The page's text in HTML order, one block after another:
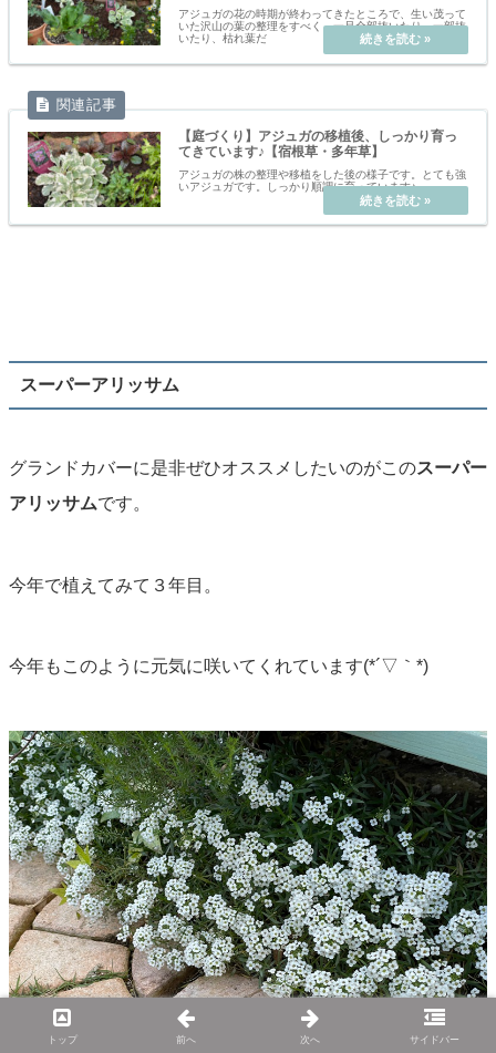
アジュガの花の時期が終わってきたところで、生い茂って
いた沢山の葉の整理をすべく、一旦全部抜いたり、一部抜
いたり、枯れ葉だ
【庭づくり】アジュガの移植後、しっかり育っ
てきています♪【宿根草・多年草】
アジュガの株の整理や移植をした後の様子です。とても強
いアジュガです。しっかり順調に育っています♪
スーパーアリッサム
グランドカバーに是非ぜひオススメしたいのがこのスーパー
アリッサムです。
今年で植えてみて３年目。
今年もこのように元気に咲いてくれています(*´▽｀*)
トップ 前へ 次へ サイドバー